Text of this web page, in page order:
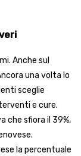
Anche sul
una volta lo
sceglie
e cure.
che sfiora il 39%,
la percentuale